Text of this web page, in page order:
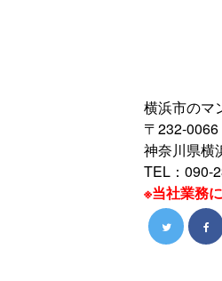
横浜市のマ
〒232-0066
神奈川県横
TEL：090-
※当社業務